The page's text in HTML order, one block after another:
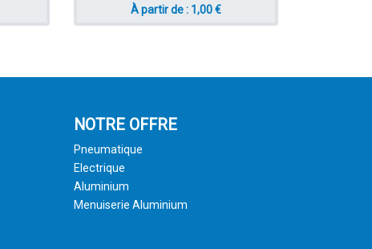
À partir de : 1,00 €
NOTRE OFFRE
Pneumatique
Electrique
Aluminium
Menuiserie Aluminium